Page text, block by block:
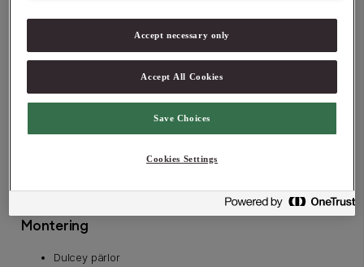
1 dl florsocker
50 g Valrhona Guanaja 70% med nibs
200 g Valrhona Guanaja 70% – finhackad
1,5 dl Valrhona kakao
1 nypa salt
Montering
Dulcey pärlor
Accept necessary only
Accept All Cookies
Save Choices
Cookies Settings